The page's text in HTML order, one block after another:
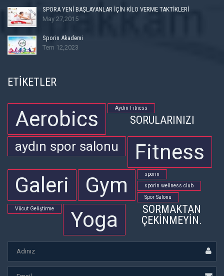
SPORA YENİ BAŞLAYANLAR İÇİN KİLO VERME TAKTİKLERİ
May 27,2015
Sporin Akademi
Tem 12,2023
ETİKETLER
Aerobics Aydın Fitness
aydın spor salonu
Fitness
Galeri
Gym
sporin
sporin wellness club
Spor Salonu
Vücut Geliştirme
Yoga
SORULARINIZI
SORMAKTAN
ÇEKINMEYIN.